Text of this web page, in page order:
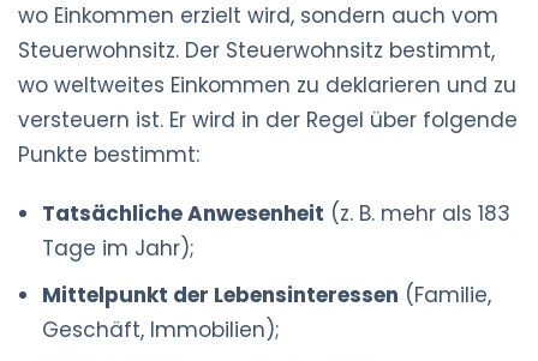
wo Einkommen erzielt wird, sondern auch vom
Steuerwohnsitz. Der Steuerwohnsitz bestimmt,
wo weltweites Einkommen zu deklarieren und zu
versteuern ist. Er wird in der Regel über folgende
Punkte bestimmt:
Tatsächliche Anwesenheit (z. B. mehr als 183
Tage im Jahr);
Mittelpunkt der Lebensinteressen (Familie,
Geschäft, Immobilien);